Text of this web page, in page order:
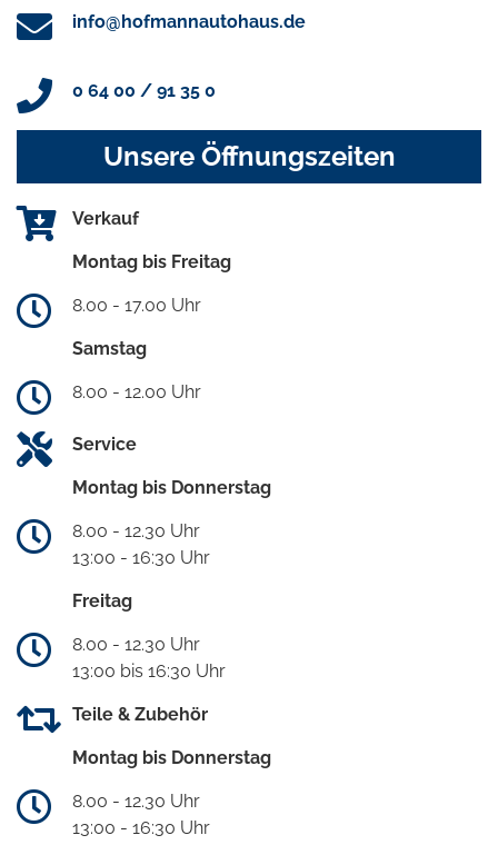
info@hofmannautohaus.de
0 64 00 / 91 35 0
Unsere Öffnungszeiten
Verkauf
Montag bis Freitag
8.00 - 17.00 Uhr
Samstag
8.00 - 12.00 Uhr
Service
Montag bis Donnerstag
8.00 - 12.30 Uhr
13:00 - 16:30 Uhr
Freitag
8.00 - 12.30 Uhr
13:00 bis 16:30 Uhr
Teile & Zubehör
Montag bis Donnerstag
8.00 - 12.30 Uhr
13:00 - 16:30 Uhr